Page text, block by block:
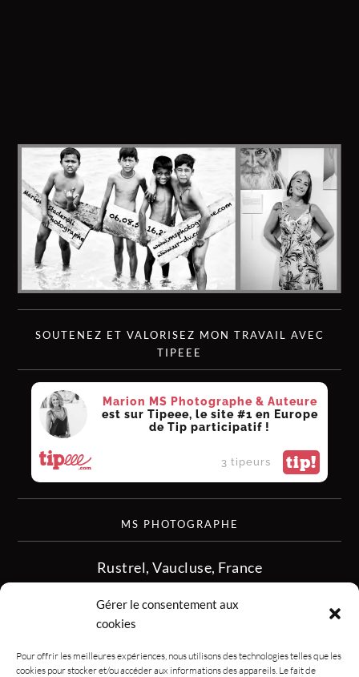
Gérer le consentement aux
cookies
Pour offrir les meilleures expériences, nous utilisons des technologies telles que les
cookies pour stocker et/ou accéder aux informations des appareils. Le fait de
SOUTENEZ ET VALORISEZ MON TRAVAIL AVEC
TIPEEE
Marion MS Photographe & Auteure
est sur Tipeee, le site #1 en Europe
de Tip participatif !
3 tipeurs tip!
MS PHOTOGRAPHE
Rustrel, Vaucluse, France
06.08.50.16.28
contact.msphotographe (at) gmail.com